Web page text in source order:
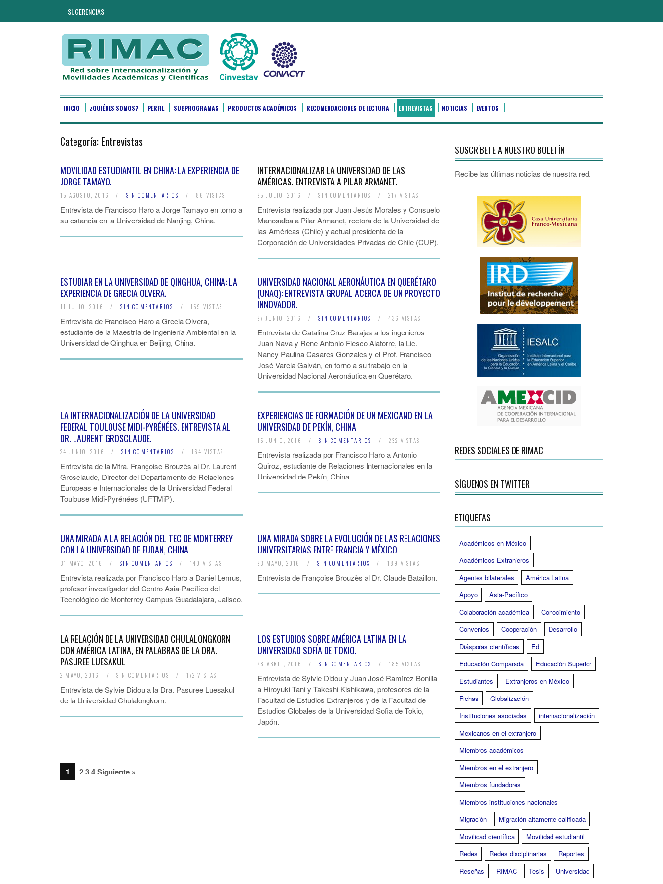
SUGERENCIAS
INICIO ¿QUIÉNES SOMOS? PERFIL SUBPROGRAMAS PRODUCTOS ACADÉMICOS RECOMENDACIONES DE LECTURA ENTREVISTAS NOTICIAS EVENTOS
Categoría: Entrevistas
MOVILIDAD ESTUDIANTIL EN CHINA: LA EXPERIENCIA DE
JORGE TAMAYO.
15 AGOSTO, 2016 / SIN COMENTARIOS / 86 VISTAS
Entrevista de Francisco Haro a Jorge Tamayo en torno a
su estancia en la Universidad de Nanjing, China.
INTERNACIONALIZAR LA UNIVERSIDAD DE LAS
AMÉRICAS. ENTREVISTA A PILAR ARMANET.
25 JULIO, 2016 / SIN COMENTARIOS / 217 VISTAS
Entrevista realizada por Juan Jesús Morales y Consuelo
Manosalba a Pilar Armanet, rectora de la Universidad de
las Américas (Chile) y actual presidenta de la
Corporación de Universidades Privadas de Chile (CUP).
ESTUDIAR EN LA UNIVERSIDAD DE QINGHUA, CHINA: LA
EXPERIENCIA DE GRECIA OLVERA.
11 JULIO, 2016 / SIN COMENTARIOS / 159 VISTAS
Entrevista de Francisco Haro a Grecia Olvera,
estudiante de la Maestría de Ingeniería Ambiental en la
Universidad de Qinghua en Beijing, China.
UNIVERSIDAD NACIONAL AERONÁUTICA EN QUERÉTARO
(UNAQ): ENTREVISTA GRUPAL ACERCA DE UN PROYECTO
INNOVADOR.
27 JUNIO, 2016 / SIN COMENTARIOS / 436 VISTAS
Entrevista de Catalina Cruz Barajas a los ingenieros
Juan Nava y Rene Antonio Fiesco Alatorre, la Lic.
Nancy Paulina Casares Gonzales y el Prof. Francisco
José Varela Galván, en torno a su trabajo en la
Universidad Nacional Aeronáutica en Querétaro.
LA INTERNACIONALIZACIÓN DE LA UNIVERSIDAD
FEDERAL TOULOUSE MIDI-PYRÉNÉES. ENTREVISTA AL
DR. LAURENT GROSCLAUDE.
24 JUNIO, 2016 / SIN COMENTARIOS / 164 VISTAS
Entrevista de la Mtra. Françoise Brouzès al Dr. Laurent
Grosclaude, Director del Departamento de Relaciones
Europeas e Internacionales de la Universidad Federal
Toulouse Midi-Pyrénées (UFTMiP).
EXPERIENCIAS DE FORMACIÓN DE UN MEXICANO EN LA
UNIVERSIDAD DE PEKÍN, CHINA
15 JUNIO, 2016 / SIN COMENTARIOS / 232 VISTAS
Entrevista realizada por Francisco Haro a Antonio
Quiroz, estudiante de Relaciones Internacionales en la
Universidad de Pekín, China.
UNA MIRADA A LA RELACIÓN DEL TEC DE MONTERREY
CON LA UNIVERSIDAD DE FUDAN, CHINA
31 MAYO, 2016 / SIN COMENTARIOS / 140 VISTAS
Entrevista realizada por Francisco Haro a Daniel Lemus,
profesor investigador del Centro Asia-Pacífico del
Tecnológico de Monterrey Campus Guadalajara, Jalisco.
UNA MIRADA SOBRE LA EVOLUCIÓN DE LAS RELACIONES
UNIVERSITARIAS ENTRE FRANCIA Y MÉXICO
23 MAYO, 2016 / SIN COMENTARIOS / 189 VISTAS
Entrevista de Françoise Brouzès al Dr. Claude Bataillon.
LA RELACIÓN DE LA UNIVERSIDAD CHULALONGKORN
CON AMÉRICA LATINA, EN PALABRAS DE LA DRA.
PASUREE LUESAKUL
2 MAYO, 2016 / SIN COMENTARIOS / 172 VISTAS
Entrevista de Sylvie Didou a la Dra. Pasuree Luesakul
de la Universidad Chulalongkorn.
LOS ESTUDIOS SOBRE AMÉRICA LATINA EN LA
UNIVERSIDAD SOFÍA DE TOKIO.
28 ABRIL, 2016 / SIN COMENTARIOS / 185 VISTAS
Entrevista de Sylvie Didou y Juan José Ramìrez Bonilla
a Hiroyuki Tani y Takeshi Kishikawa, profesores de la
Facultad de Estudios Extranjeros y de la Facultad de
Estudios Globales de la Universidad Sofìa de Tokio,
Japón.
1 2 3 4 Siguiente »
SUSCRÍBETE A NUESTRO BOLETÍN
Recibe las últimas noticias de nuestra red.
REDES SOCIALES DE RIMAC
SÍGUENOS EN TWITTER
ETIQUETAS
Académicos en México
Académicos Extranjeros
Agentes bilaterales
América Latina
Apoyo
Asia-Pacífico
Colaboración académica
Conocimiento
Convenios
Cooperación
Desarrollo
Diásporas científicas
Ed
Educación Comparada
Educación Superior
Estudiantes
Extranjeros en México
Fichas
Globalización
Instituciones asociadas
internacionalización
Mexicanos en el extranjero
Miembros académicos
Miembros en el extranjero
Miembros fundadores
Miembros instituciones nacionales
Migración
Migración altamente calificada
Movilidad científica
Movilidad estudiantil
Redes
Redes disciplinarias
Reportes
Reseñas
RIMAC Tesis Universidad